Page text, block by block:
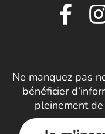
Ne manquez pas
bénéficier
pleinement